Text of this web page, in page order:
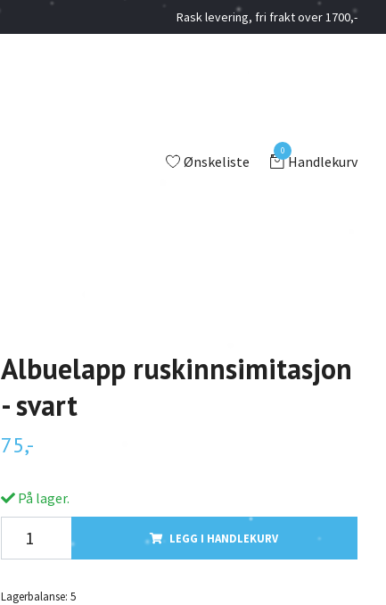
Rask levering, fri frakt over 1700,-
Ønskeliste
0
Handlekurv
Albuelapp ruskinnsimitasjon
- svart
75,-
På lager.
LEGG I HANDLEKURV
Lagerbalanse: 5